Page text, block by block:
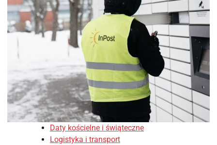
Daty kościelne i świąteczne
Logistyka i transport